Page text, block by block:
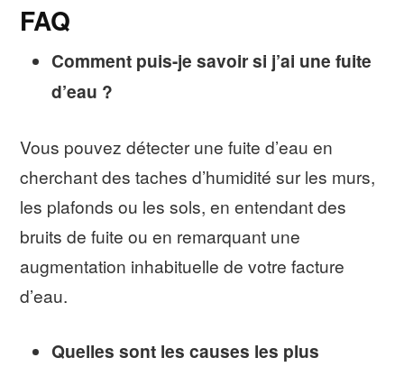
FAQ
Comment puis-je savoir si j’ai une fuite
d’eau ?
Vous pouvez détecter une fuite d’eau en
cherchant des taches d’humidité sur les murs,
les plafonds ou les sols, en entendant des
bruits de fuite ou en remarquant une
augmentation inhabituelle de votre facture
d’eau.
Quelles sont les causes les plus